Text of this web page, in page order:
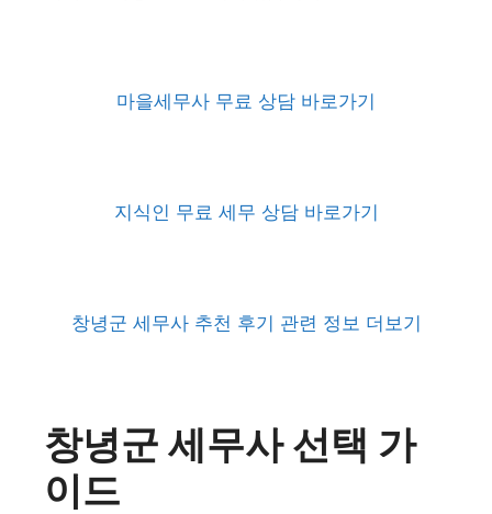
마을세무사 무료 상담 바로가기
지식인 무료 세무 상담 바로가기
창녕군 세무사 추천 후기 관련 정보 더보기
창녕군 세무사 선택 가
이드